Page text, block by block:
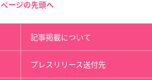
ページの先頭へ
記事掲載について
プレスリリース送付先